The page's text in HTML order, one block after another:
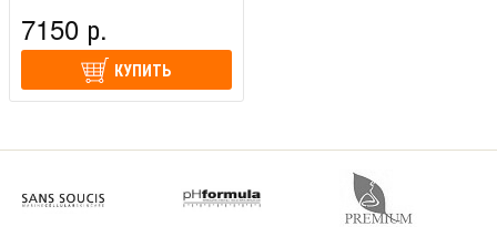
7150 р.
КУПИТЬ